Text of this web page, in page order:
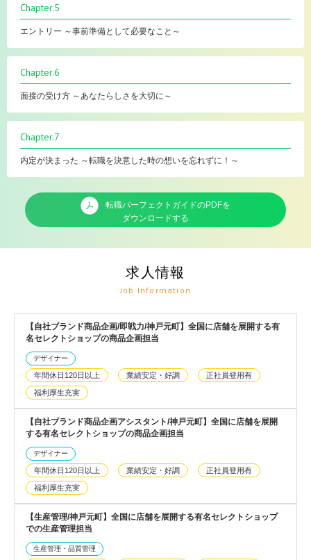
Chapter.5
エントリー ～事前準備として必要なこと～
Chapter.6
面接の受け方 ～あなたらしさを大切に～
Chapter.7
内定が決まった ～転職を決意した時の想いを忘れずに！～
転職パーフェクトガイドのPDFを
ダウンロードする
求人情報
Job Information
【自社ブランド商品企画/即戦力/神戸元町】全国に店舗を展開する有
名セレクトショップの商品企画担当
デザイナー
年間休日120日以上 業績安定・好調 正社員登用有
福利厚生充実
【自社ブランド商品企画アシスタント/神戸元町】全国に店舗を展開
する有名セレクトショップの商品企画担当
デザイナー
年間休日120日以上 業績安定・好調 正社員登用有
福利厚生充実
【生産管理/神戸元町】全国に店舗を展開する有名セレクトショップ
での生産管理担当
生産管理・品質管理